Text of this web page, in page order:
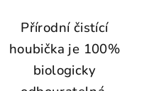
Přírodní čistící
houbička je 100%
biologicky